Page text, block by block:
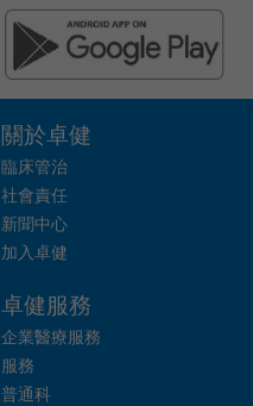
關於卓健
臨床管治
社會責任
新聞中心
加入卓健
卓健服務
企業醫療服務
服務
普通科